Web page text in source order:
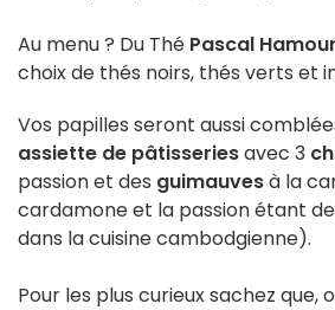
Au menu ? Du Thé Pascal Hamour
choix de thés noirs, thés verts et
Vos papilles seront aussi
assiette de pâtisseriesavec 3
passion et des guimauvesà la
cardamone et la passion étant
dans la cuisine cambodgienne).
Pour les plus curieux sachez que,